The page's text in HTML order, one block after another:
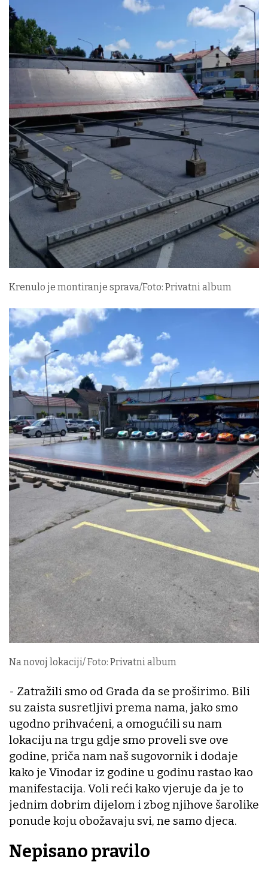
Krenulo je montiranje sprava/Foto: Privatni album
Na novoj lokaciji/ Foto: Privatni album
- Zatražili smo od Grada da se proširimo. Bili
su zaista susretljivi prema nama, jako smo
ugodno prihvaćeni, a omogućili su nam
lokaciju na trgu gdje smo proveli sve ove
godine, priča nam naš sugovornik i dodaje
kako je Vinodar iz godine u godinu rastao kao
manifestacija. Voli reći kako vjeruje da je to
jednim dobrim dijelom i zbog njihove šarolike
ponude koju obožavaju svi, ne samo djeca.
Nepisano pravilo